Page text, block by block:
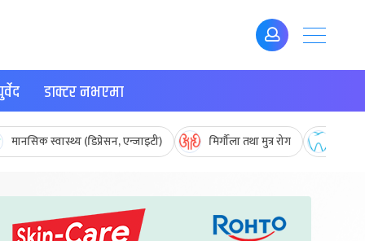
डाक्टर नभएमा
मानसिक स्वास्थ्य (डिप्रेसन, एन्जाइटी) मिर्गौला तथा मुत्र रोग